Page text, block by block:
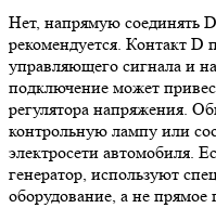
Нет, напрямую соединять
рекомендуется. Контакт D
управляющего сигнала и
подключение может
регулятора напряжения.
контрольную лампу или
электросети автомобиля.
генератор, используют
оборудование, а не прямое